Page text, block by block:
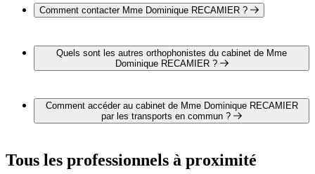
Parc 26000 VALENCE
Comment contacter Mme Dominique RECAMIER ?
téléphone au 04 75 43 70 91.
Quels sont les autres orthophonistes du cabinet de Mme
Dominique RECAMIER ?
Mme Dominique RECAMIER :
Mme Claire FAURE
Comment accéder au cabinet de Mme Dominique RECAMIER
par les transports en commun ?
proximité des arrêts suivants :
Bus - Gare de Valence
Tous les professionnels à proximité